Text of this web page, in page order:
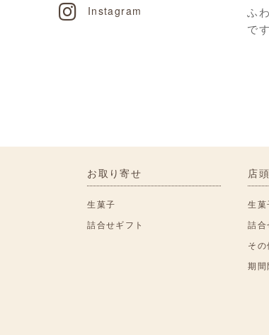
Instagram
ふ
で
お取り寄せ
生菓子
詰合せギフト
店
生菓
詰合
その
期間